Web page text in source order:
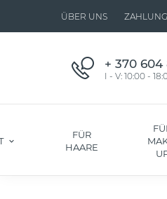
ÜBER UNS ZAHLUNG
+ 370 604
I - V: 10:00 -
FÜR
HAARE